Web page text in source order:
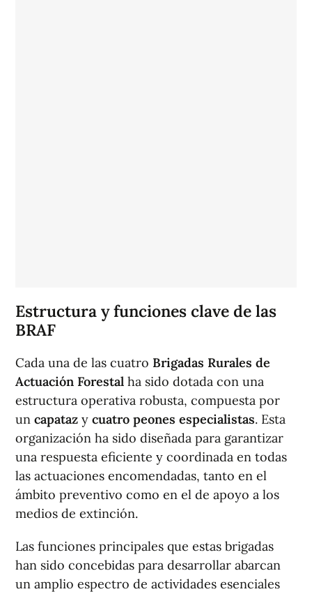
Estructura y funciones clave de las
BRAF
Cada una de las cuatro Brigadas Rurales de
Actuación Forestal ha sido dotada con una
estructura operativa robusta, compuesta por
un capataz y cuatro peones especialistas. Esta
organización ha sido diseñada para garantizar
una respuesta eficiente y coordinada en todas
las actuaciones encomendadas, tanto en el
ámbito preventivo como en el de apoyo a los
medios de extinción.
Las funciones principales que estas brigadas
han sido concebidas para desarrollar abarcan
un amplio espectro de actividades esenciales